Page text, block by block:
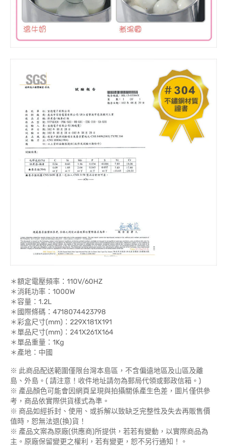
＊額定電壓頻率：110V/60HZ
＊消耗功率：1000W
＊容量：1.2L
＊國際條碼：4718074423798
＊彩盒尺寸(mm)：229X181X191
＊單品尺寸(mm)：241X261X164
＊單品重量：1Kg
＊產地：中國
※ 此商品配送範圍僅限台灣本島區，不含偏遠地區及山區及離
島、外島。( 請注意！收件地址請勿為郵局代領或郵政信箱。)
※ 產品顏色可能會因網頁呈現與拍攝關係產生色差，圖片僅供參
考，商品依實際供貨樣式為準。
※ 商品如經拆封、使用、或拆解以致缺乏完整性及失去再販售價
值時，恕無法退(換)貨！
※ 產品文案為原廠(供應商)所提供，若若有變動，以實際商品為
主。原廠保留變更之權利，若有變更，恕不另行通知！。